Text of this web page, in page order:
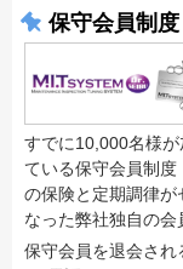
保守会員制度
すでに10,000名様
ている保守会員制度
の保険と定期調律が
なった弊社独自の会
保守会員を退会され